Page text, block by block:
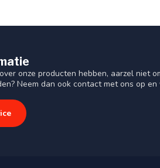
onze producten hebben, aarzel niet
Neem dan ook contact met ons op